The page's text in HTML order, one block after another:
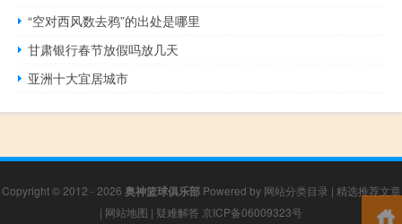
“空对西风数去鸦”的出处是哪里
甘肃银行春节放假吗放几天
亚洲十大宜居城市
Copyright © 2012 - 2026 奥神篮球俱乐部Powered by 网站分类目录 | 精选推荐文章
| 网站地图 | 疑难解答 京ICP备06009323号